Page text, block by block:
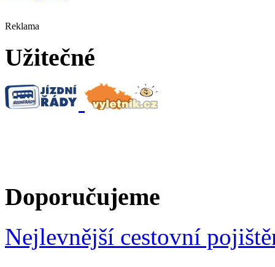
Reklama
Užitečné
Doporučujeme
Nejlevnější cestovní